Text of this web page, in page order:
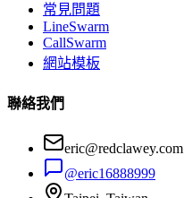
常見問題
LineSwarm
CallSwarm
網站模板
聯絡我們
eric@redclawey.com
@eric16888999